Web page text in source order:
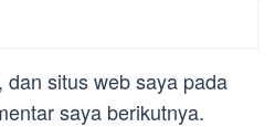
situs web saya pada
saya berikutnya.